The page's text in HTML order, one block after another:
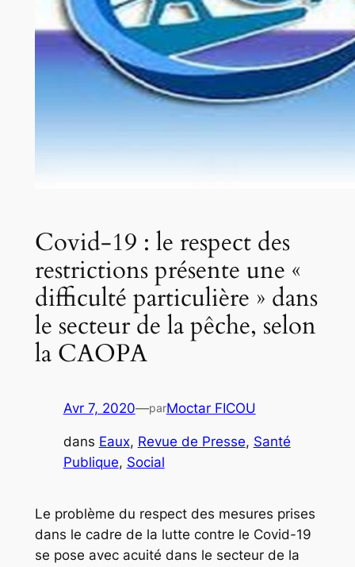
Covid-19 : le respect des
restrictions présente une «
difficulté particulière » dans
le secteur de la pêche, selon
la CAOPA
Avr 7, 2020—parMoctar FICOU
dans Eaux, Revue de Presse, Santé
Publique, Social
Le problème du respect des mesures prises
dans le cadre de la lutte contre le Covid-19
se pose avec acuité dans le secteur de la